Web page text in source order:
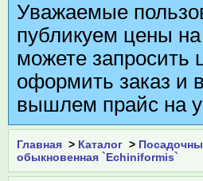
Уважаемые
публикуем цены
можете запросить
оформить заказ и
вышлем прайс на
Главная > Каталог >
обыкновенная `Echiniformis`